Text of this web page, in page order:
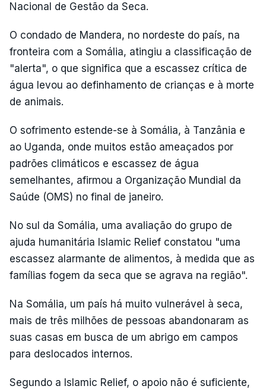
Nacional de Gestão da Seca.
O condado de Mandera, no nordeste do país, na
fronteira com a Somália, atingiu a classificação de
"alerta", o que significa que a escassez crítica de
água levou ao definhamento de crianças e à morte
de animais.
O sofrimento estende-se à Somália, à Tanzânia e
ao Uganda, onde muitos estão ameaçados por
padrões climáticos e escassez de água
semelhantes, afirmou a Organização Mundial da
Saúde (OMS) no final de janeiro.
No sul da Somália, uma avaliação do grupo de
ajuda humanitária Islamic Relief constatou "uma
escassez alarmante de alimentos, à medida que as
famílias fogem da seca que se agrava na região".
Na Somália, um país há muito vulnerável à seca,
mais de três milhões de pessoas abandonaram as
suas casas em busca de um abrigo em campos
para deslocados internos.
Segundo a Islamic Relief, o apoio não é suficiente,